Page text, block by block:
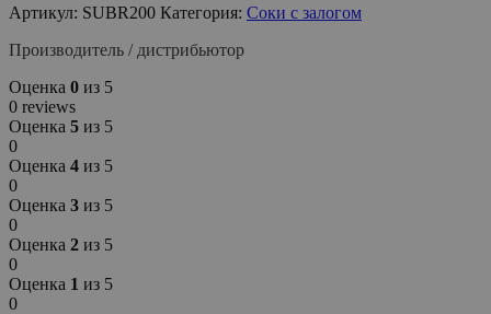
Артикул: SUBR200 Категория: Соки с залогом
Производитель / дистрибьютор
Оценка 0 из 5
0 reviews
Оценка 5 из 5
0
Оценка 4 из 5
0
Оценка 3 из 5
0
Оценка 2 из 5
0
Оценка 1 из 5
0